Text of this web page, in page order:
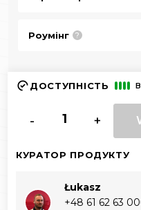
Роумінг ?
ДОСТУПНІСТЬ
- +
КУРАТОР ПРОДУКТУ
Łukasz
+48 61 62 63